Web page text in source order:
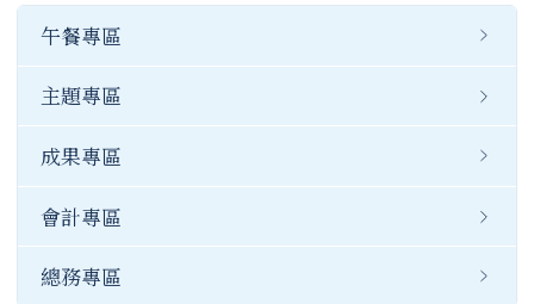
檔案下載
公開資訊
幼兒園公告
常用連結
公開資訊
午餐專區
主題專區
成果專區
會計專區
總務專區